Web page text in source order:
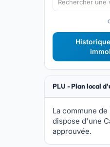
PLU - Plan local
La commune
dispose d'une
approuvée.